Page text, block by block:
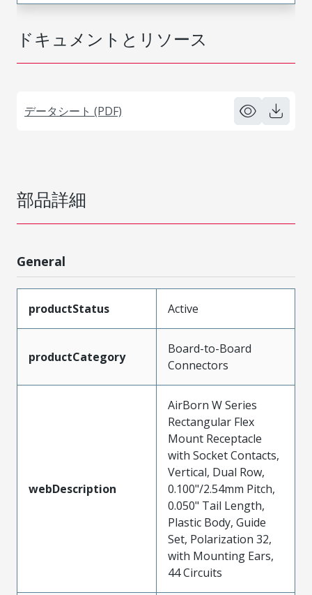
ドキュメントとリソース
データシート (PDF)
部品詳細
General
productStatus Active
productCategory
Board-to-Board
Connectors
webDescription
AirBorn W Series
Rectangular Flex
Mount Receptacle
with Socket Contacts,
Vertical, Dual Row,
0.100"/2.54mm Pitch,
0.050" Tail Length,
Plastic Body, Guide
Set, Polarization 32,
with Mounting Ears,
44 Circuits